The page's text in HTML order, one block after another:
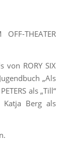
THEATER
von RORY SIX
„Als
als „Till“
Katja Berg als